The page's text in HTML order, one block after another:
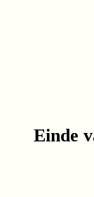
Einde